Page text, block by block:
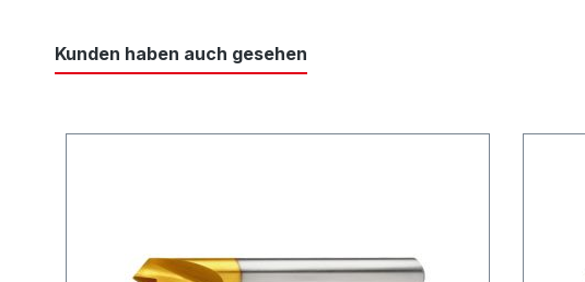
Kunden haben auch gesehen